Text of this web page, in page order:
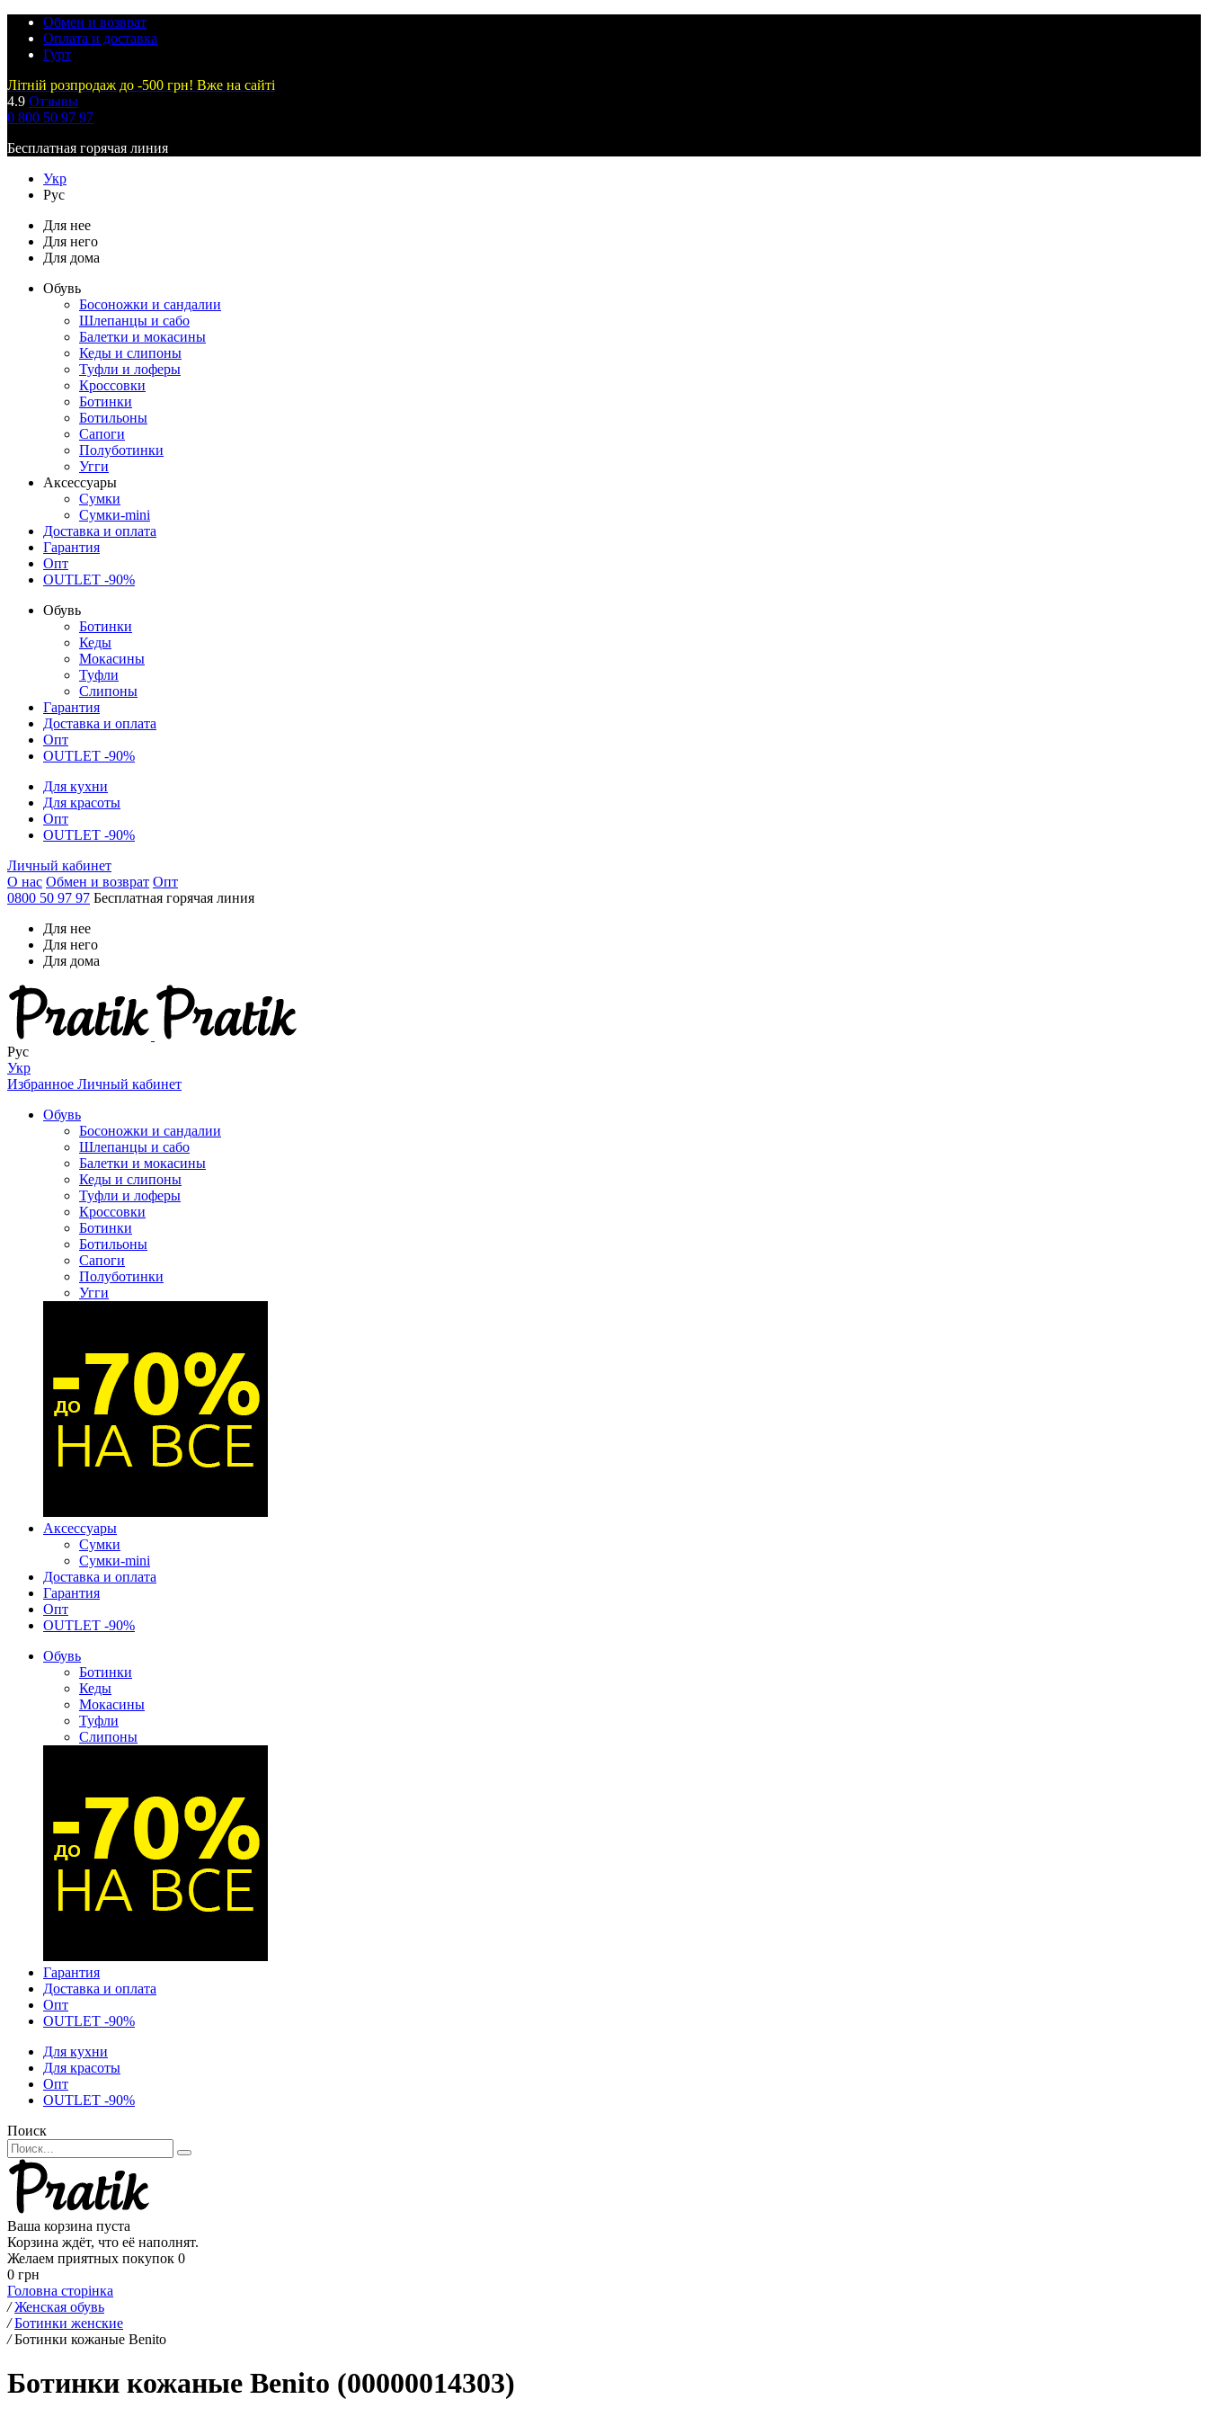
Обмен и возврат
Оплата и доставка
Гурт
Літній розпродаж до -500 грн! Вже на сайті
4.9 Отзывы
0 800 50 97 97
Бесплатная горячая линия
Укр
Рус
Для нее
Для него
Для дома
Обувь
Босоножки и сандалии
Шлепанцы и сабо
Балетки и мокасины
Кеды и слипоны
Туфли и лоферы
Кроссовки
Ботинки
Ботильоны
Сапоги
Полуботинки
Угги
Аксессуары
Сумки
Сумки-mini
Доставка и оплата
Гарантия
Опт
OUTLET -90%
Обувь
Ботинки
Кеды
Мокасины
Туфли
Слипоны
Гарантия
Доставка и оплата
Опт
OUTLET -90%
Для кухни
Для красоты
Опт
OUTLET -90%
Личный кабинет
О нас Обмен и возврат Опт
0800 50 97 97 Бесплатная горячая линия
Для нее
Для него
Для дома
Рус
Укр
Избранное Личный кабинет
Обувь
Босоножки и сандалии
Шлепанцы и сабо
Балетки и мокасины
Кеды и слипоны
Туфли и лоферы
Кроссовки
Ботинки
Ботильоны
Сапоги
Полуботинки
Угги
Аксессуары
Сумки
Сумки-mini
Доставка и оплата
Гарантия
Опт
OUTLET -90%
Обувь
Ботинки
Кеды
Мокасины
Туфли
Слипоны
Гарантия
Доставка и оплата
Опт
OUTLET -90%
Для кухни
Для красоты
Опт
OUTLET -90%
Поиск
Ваша корзина пуста
Корзина ждёт, что её наполнят.
Желаем приятных покупок 0
0 грн
Головна сторінка
/ Женская обувь
/ Ботинки женские
/ Ботинки кожаные Benito
Ботинки кожаные Benito (00000014303)